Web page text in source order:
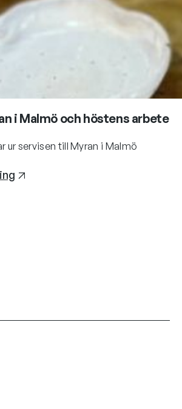
i Malmö och höstens arbete
ur servisen till Myran i Malmö